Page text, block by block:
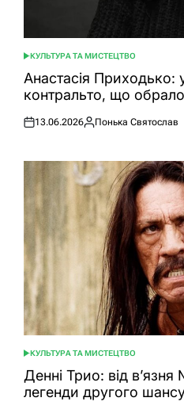
ОПУБЛІКУВАТИ
У
КУЛЬТУРА ТА МИСТЕЦТВО
Анастасія Приходько:
контральто, що
Оприлюднено
13.06.2026
Опубліковано
Понька Святослав
ОПУБЛІКУВАТИ
У
КУЛЬТУРА ТА МИСТЕЦТВО
Денні Трио: від в’язня
легенди другого